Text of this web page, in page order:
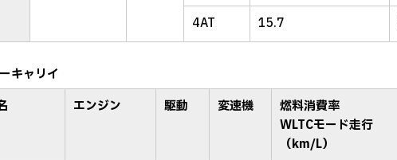
4AT
15.7
キャリイ
エンジン 駆動 変速機
燃料消費率
WLTCモード走行
（km/L）